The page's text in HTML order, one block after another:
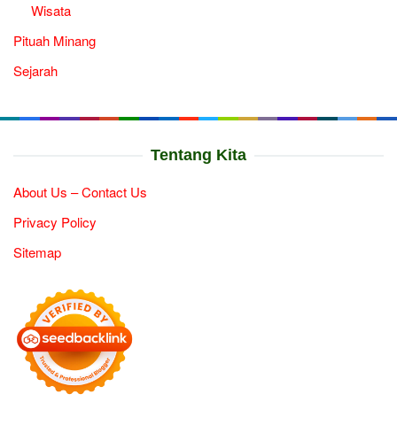
Wisata
Pituah Minang
Sejarah
Tentang Kita
About Us – Contact Us
Privacy Policy
Sitemap